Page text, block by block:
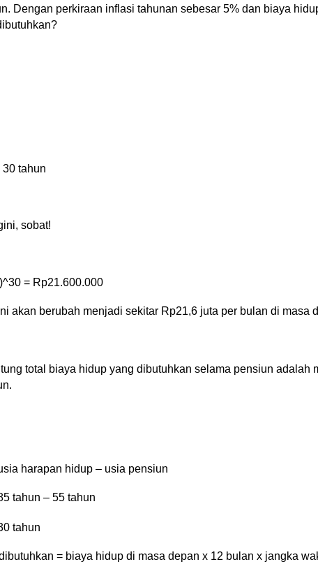
Dengan perkiraan inflasi tahunan sebesar 5% dan biaya
30 tahun
sobat!
= Rp21.600.000
akan berubah menjadi sekitar Rp21,6 juta per bulan di masa
total biaya hidup yang dibutuhkan selama pensiun adalah
harapan hidup – usia pensiun
tahun – 55 tahun
tahun
= biaya hidup di masa depan x 12 bulan x jangka